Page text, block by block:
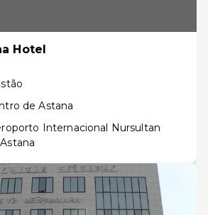
Hotel
de Astana
Internacional Nursultan